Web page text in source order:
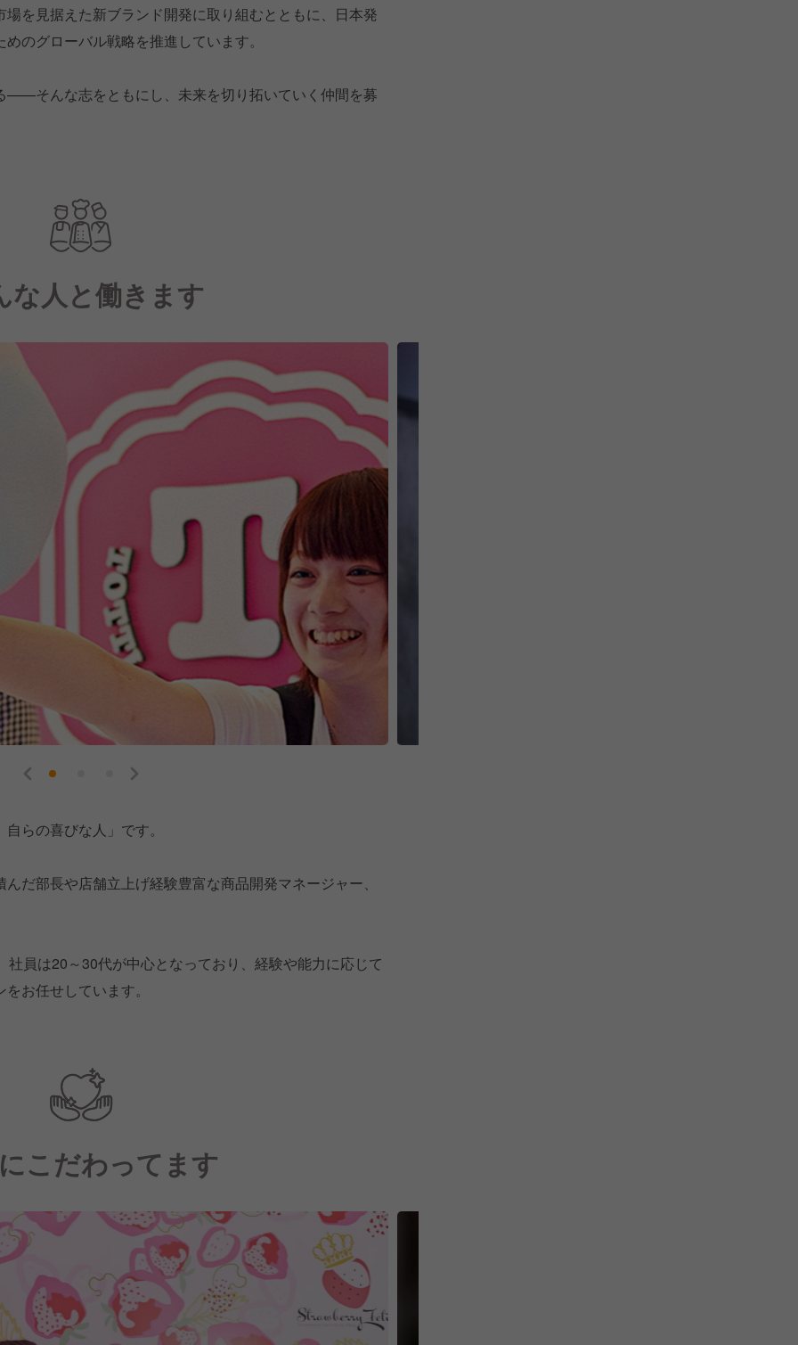
を見据えた新ブランド開発に取り組むとともに、日本発
のグローバル戦略を推進しています。
——そんな志をともにし、未来を切り拓いていく仲間を募
な人と働きます
らの喜びな人」です。
だ部長や店舗立上げ経験豊富な商品開発マネージャー、
員は20～30代が中心となっており、経験や能力に応じて
お任せしています。
こだわってます